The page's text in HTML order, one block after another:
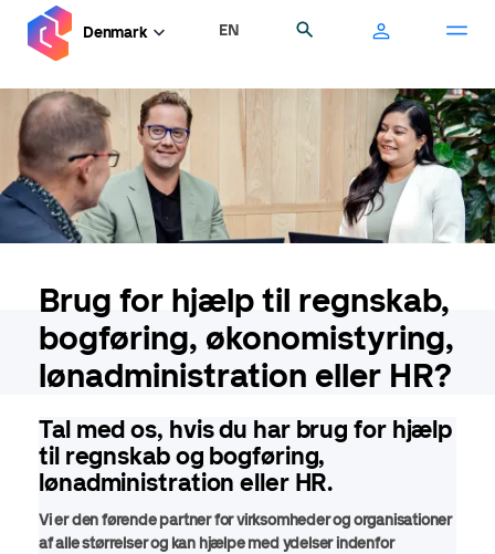
hovedindhold
Denmark EN
Brug for hjælp til regnskab,
bogføring, økonomistyring,
lønadministration eller HR?
Tal med os, hvis du har brug for hjælp
til regnskab og bogføring,
lønadministration eller HR.
Vi er den førende partner for virksomheder og organisationer
af alle størrelser og kan hjælpe med ydelser indenfor